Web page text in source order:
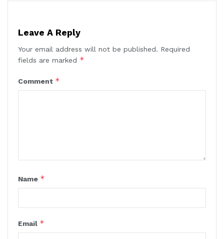
Leave A Reply
Your email address will not be published. Required
fields are marked *
Comment *
Name *
Email *